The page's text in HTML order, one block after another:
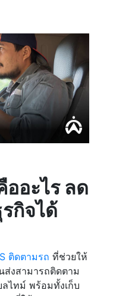
ออะไร ลด
กิจได้
ติดตามรถ ที่ช่วยให้
ส่งสามารถติดตาม
ลไทม์ พร้อมทั้งเก็บ